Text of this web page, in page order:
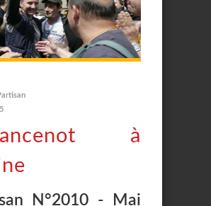
à
N°2010 - Mai